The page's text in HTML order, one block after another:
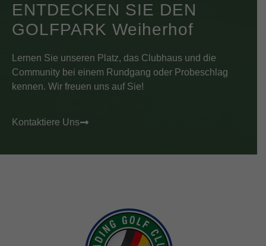
ENTDECKEN SIE DEN
GOLFPARK Weiherhof
Lernen Sie unseren Platz, das Clubhaus und die
Community bei einem Rundgang oder Probeschlag
kennen. Wir freuen uns auf Sie!
Kontaktiere Uns